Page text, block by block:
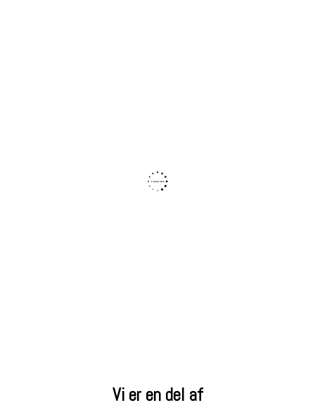
Vi er en del af